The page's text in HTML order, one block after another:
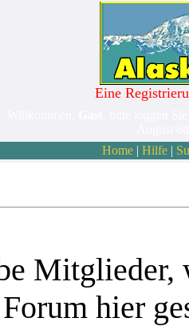
Eine
Home| Hilfe|
Mitglieder,
hier